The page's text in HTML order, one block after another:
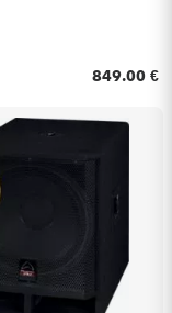
849.00 €